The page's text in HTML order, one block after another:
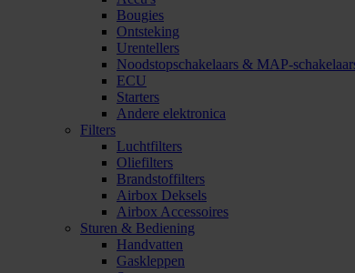
Bougies
Ontsteking
Urentellers
Noodstopschakelaars & MAP-
ECU
Starters
Andere elektronica
Filters
Luchtfilters
Oliefilters
Brandstoffilters
Airbox Deksels
Airbox Accessoires
Sturen & Bediening
Handvatten
Gaskleppen